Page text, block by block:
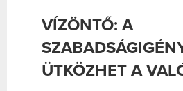
VÍZÖNTŐ: A
ÜTKÖZHET A